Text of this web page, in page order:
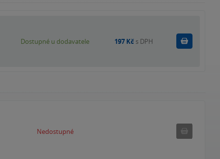
Dostupné u dodavatele 197 Kč s DPH
Nedostupné Nedostupné